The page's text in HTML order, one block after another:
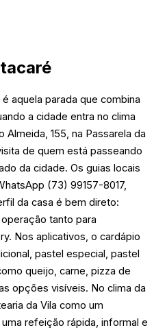
aquela parada que combina
a cidade entra no clima
Almeida, 155, na Passarela da
de quem está passeando
da cidade. Os guias locais
(73) 99157-8017,
da casa é bem direto:
tanto para
Nos aplicativos, o cardápio
pastel especial, pastel
queijo, carne, pizza de
opções visíveis. No clima da
da Vila como um
refeição rápida, informal e